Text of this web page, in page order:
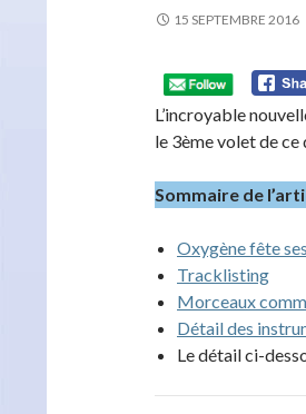
15 SEPTEMBRE 2016
L’incroyable
le 3ème volet de
Sommaire de
Oxygène fête
Tracklisting
Morceaux
Détail des
Le détail ci-